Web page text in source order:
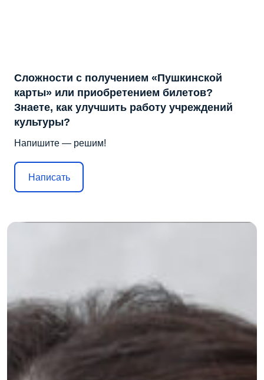
Сложности с получением «Пушкинской
карты» или приобретением билетов?
Знаете, как улучшить работу учреждений
культуры?
Напишите — решим!
Написать